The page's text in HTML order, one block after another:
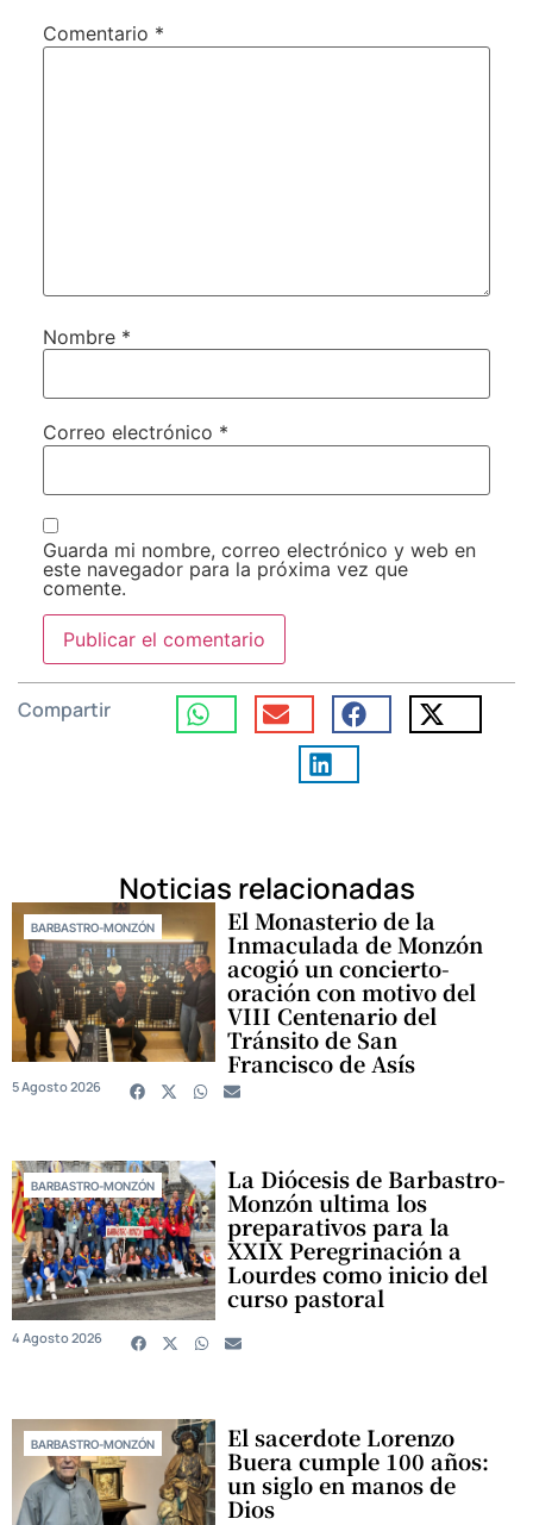
Comentario *
Nombre *
Correo electrónico *
Guarda mi nombre, correo electrónico y web en
este navegador para la próxima vez que
comente.
Compartir
Noticias relacionadas
BARBASTRO-MONZÓN El Monasterio de la
Inmaculada de Monzón
acogió un concierto-
oración con motivo del
VIII Centenario del
Tránsito de San
Francisco de Asís
5 Agosto 2026
BARBASTRO-MONZÓN La Diócesis de Barbastro-
Monzón ultima los
preparativos para la
XXIX Peregrinación a
Lourdes como inicio del
curso pastoral
4 Agosto 2026
BARBASTRO-MONZÓN El sacerdote Lorenzo
Buera cumple 100 años:
un siglo en manos de
Dios